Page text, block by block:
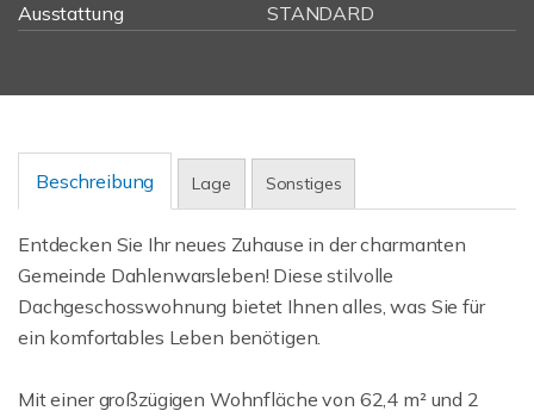
Ausstattung
STANDARD
Beschreibung Lage Sonstiges
Entdecken Sie Ihr neues Zuhause in der charmanten
Gemeinde Dahlenwarsleben! Diese stilvolle
Dachgeschosswohnung bietet Ihnen alles, was Sie für
ein komfortables Leben benötigen.
Mit einer großzügigen Wohnfläche von 62,4 m² und 2